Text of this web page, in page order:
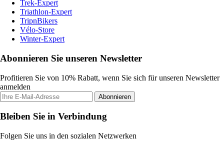
Trek-Expert
Triathlon-Expert
TripnBikers
Vélo-Store
Winter-Expert
Abonnieren Sie unseren Newsletter
Profitieren Sie von 10% Rabatt, wenn Sie sich für unseren Newsletter
anmelden
Abonnieren
Bleiben Sie in Verbindung
Folgen Sie uns in den sozialen Netzwerken